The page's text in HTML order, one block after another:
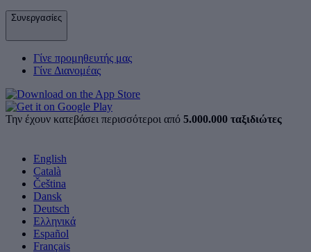
Συνεργασίες
Γίνε προμηθευτής μας
Γίνε Διανομέας
Την έχουν κατεβάσει περισσότεροι από 5.000.000 ταξιδιώτες
English
Català
Čeština
Dansk
Deutsch
Ελληνικά
Español
Français